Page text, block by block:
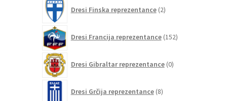
Dresi Finska reprezentance 2izdelka
Dresi Francija reprezentance 152izdelkov
Dresi Gibraltar reprezentance 0izdelkov
Dresi Grčija reprezentance 8izdelkov